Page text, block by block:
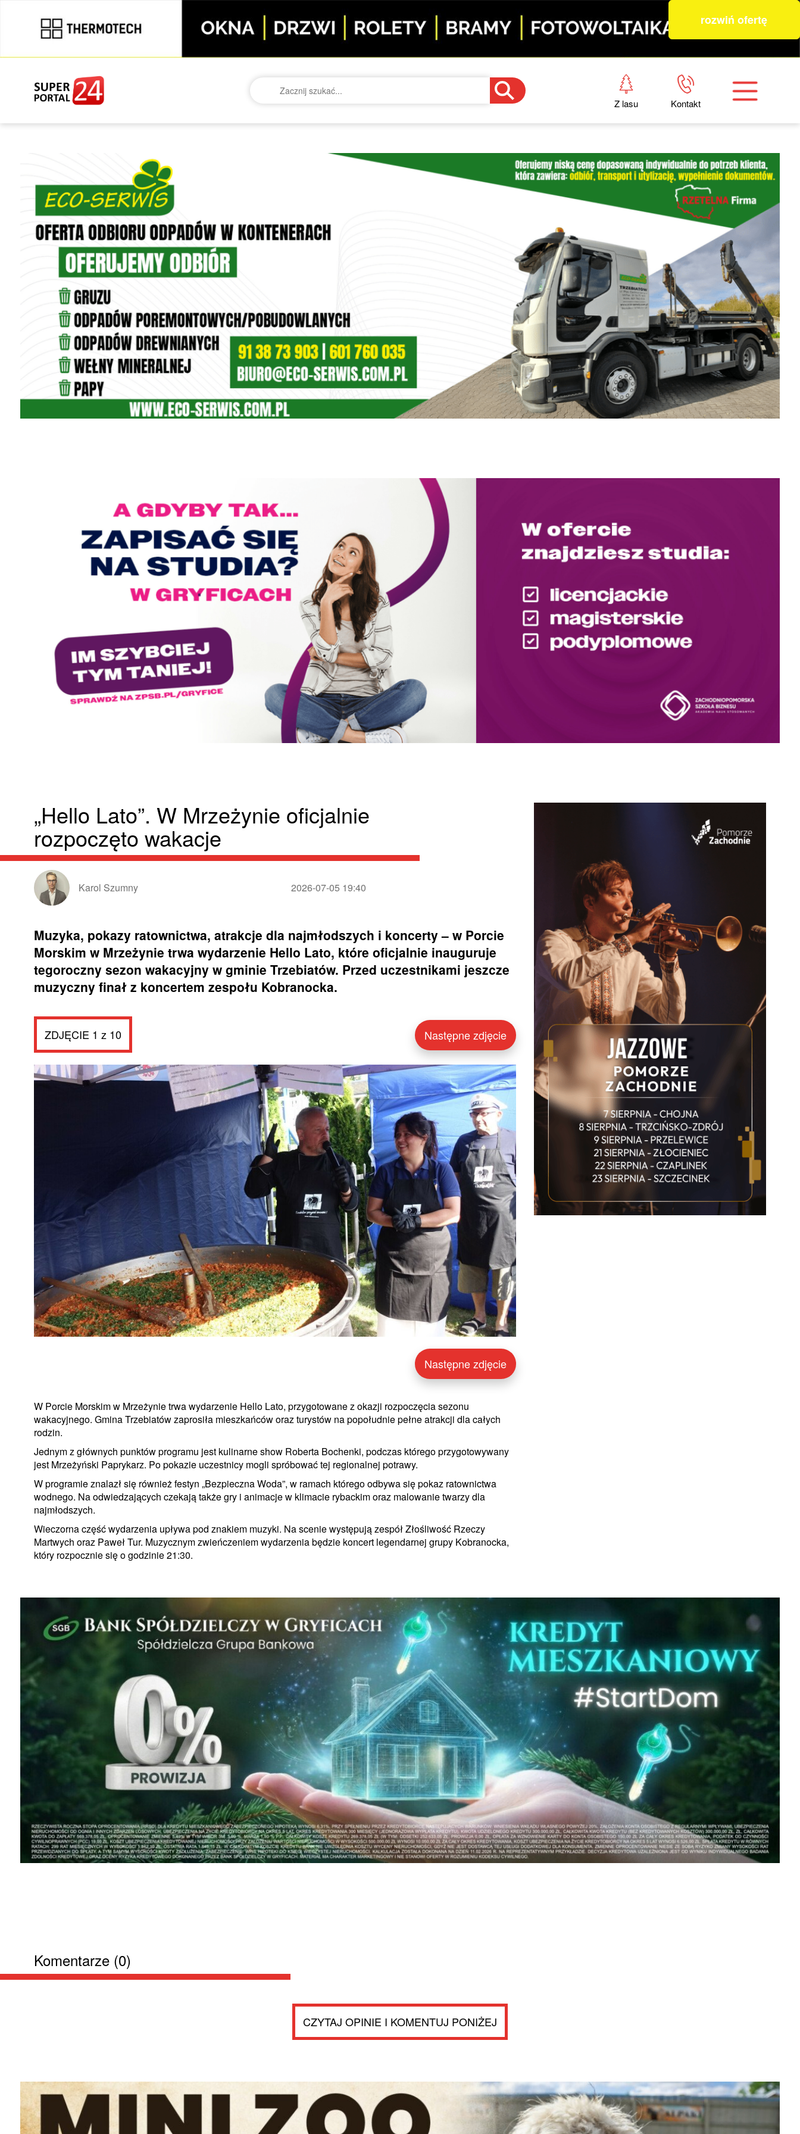
rozwiń ofertę
Z lasu Kontakt
„Hello Lato”. W Mrzeżynie oficjalnie
rozpoczęto wakacje
Karol Szumny 2026-07-05 19:40
Muzyka, pokazy ratownictwa, atrakcje dla najmłodszych i koncerty – w Porcie
Morskim w Mrzeżynie trwa wydarzenie Hello Lato, które oficjalnie inauguruje
tegoroczny sezon wakacyjny w gminie Trzebiatów. Przed uczestnikami jeszcze
muzyczny finał z koncertem zespołu Kobranocka.
ZDJĘCIE 1 z 10 Następne zdjęcie
Następne zdjęcie
W Porcie Morskim w Mrzeżynie trwa wydarzenie Hello Lato, przygotowane z okazji rozpoczęcia sezonu
wakacyjnego. Gmina Trzebiatów zaprosiła mieszkańców oraz turystów na popołudnie pełne atrakcji dla całych
rodzin.
Jednym z głównych punktów programu jest kulinarne show Roberta Bochenki, podczas którego przygotowywany
jest Mrzeżyński Paprykarz. Po pokazie uczestnicy mogli spróbować tej regionalnej potrawy.
W programie znalazł się również festyn „Bezpieczna Woda”, w ramach którego odbywa się pokaz ratownictwa
wodnego. Na odwiedzających czekają także gry i animacje w klimacie rybackim oraz malowanie twarzy dla
najmłodszych.
Wieczorna część wydarzenia upływa pod znakiem muzyki. Na scenie występują zespół Złośliwość Rzeczy
Martwych oraz Paweł Tur. Muzycznym zwieńczeniem wydarzenia będzie koncert legendarnej grupy Kobranocka,
który rozpocznie się o godzinie 21:30.
Komentarze (0)
CZYTAJ OPINIE I KOMENTUJ PONIŻEJ